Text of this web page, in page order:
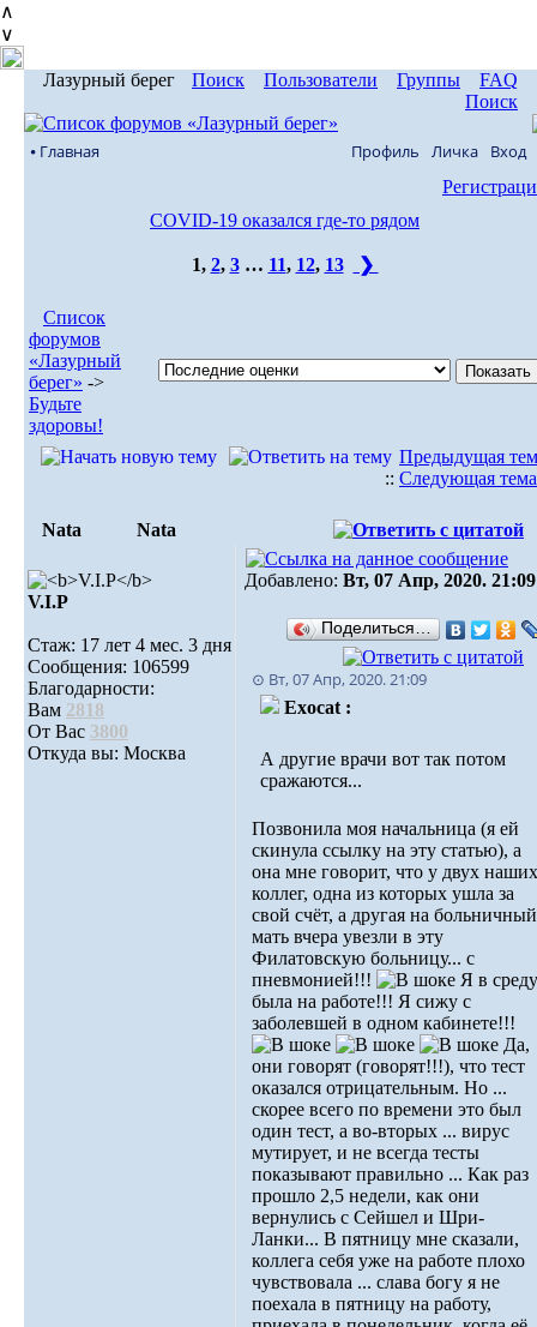
∧
∨
Лазурный берег Поиск Пользователи Группы
FAQ
Поиск
⦁ Главная Профиль Личка Вход
COVID-19 оказался где-то рядом
1, 2, 3… 11, 12, 13 ❯
Список
форумов
«Лазурный
берег» ->
Будьте
здоровы!
Предыдущая
:: Следующая тема
Nata Nata
V.I.Р
Стаж: 17 лет 4 мес. 3 дня
Сообщения: 106599
Благодарности:
Вам 2818
От Вас 3800
Откуда вы: Москва
Добавлено: Вт, 07 Апр, 2020. 21:09
Поделиться…
⊙ Вт, 07 Апр, 2020. 21:09
Exocat :
А другие врачи вот так потом
сражаются...
Позвонила моя начальница (я ей
скинула ссылку на эту статью), а
она мне говорит, что у двух наших
коллег, одна из которых ушла за
свой счёт, а другая на
мать вчера увезли в эту
Филатовскую больницу... с
пневмонией!!!
Я в среду
была на работе!!! Я сижу с
заболевшей в одном кабинете!!!
Да,
они говорят (говорят!!!), что тест
оказался отрицательным. Но ...
скорее всего по времени это был
один тест, а во-вторых ... вирус
мутирует, и не всегда тесты
показывают правильно ... Как раз
прошло 2,5 недели, как они
вернулись с Сейшел и Шри-
Ланки... В пятницу мне сказали,
коллега себя уже на работе плохо
чувствовала ... слава богу я не
поехала в пятницу на работу,